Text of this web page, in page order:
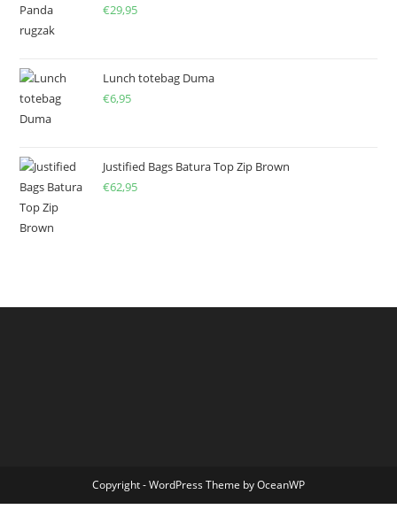
€29,95
Lunch totebag Duma
€6,95
Justified Bags Batura Top Zip Brown
€62,95
Copyright - WordPress Theme by OceanWP